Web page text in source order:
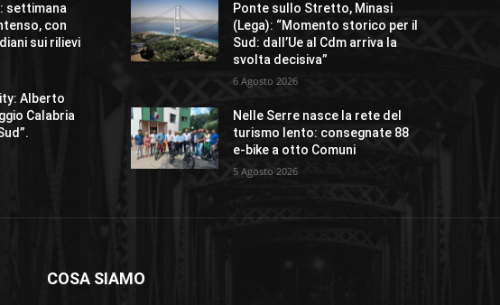
settimana
con
sui rilievi
Alberto
Calabria
Ponte sullo Stretto, Minasi
(Lega): “Momento storico per il
Sud: dall’Ue al Cdm arriva la
svolta decisiva”
6 Agosto 2026
Nelle Serre nasce la rete del
turismo lento: consegnate 88
e-bike a otto Comuni
5 Agosto 2026
COSA SIAMO